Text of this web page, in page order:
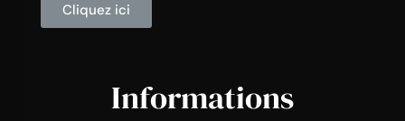
Cliquez ici
Informations